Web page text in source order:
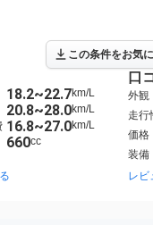
この条件をお気
月（2007） 2003年11
18.2~22.7km/L
20.8~28.0km/L
16.8~27.0km/L
660cc
口
外観
走行
価格
装備
レビ